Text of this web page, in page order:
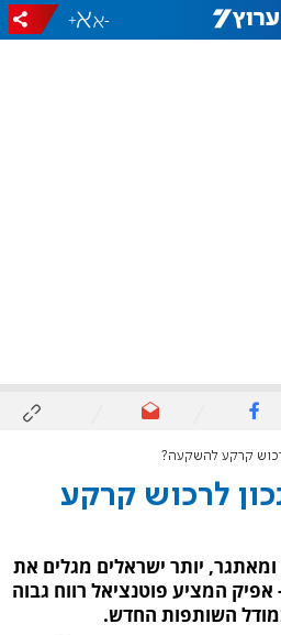
-
+
קרקע להשקעה?
לרכוש קרקע
יותר ישראלים מגלים את
המציע פוטנציאל רווח גבוה
השותפות החדש.